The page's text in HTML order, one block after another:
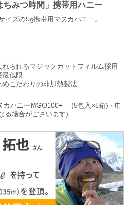
ちみつ時間」携帯用ハニー
ズの5g携帯用マヌカハニー。
れられるマジックカットフィルム採用
最低限
めこだわりの非加熱製法
カハニーMGO100+ (5包入×5箱)・巾
る場合がございます)